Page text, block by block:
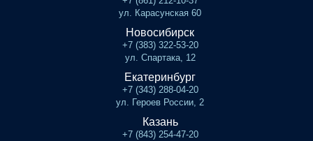
ул. Карасунская 60
Новосибирск
+7 (383) 322-53-20
ул. Спартака, 12
Екатеринбург
+7 (343) 288-04-20
ул. Героев России, 2
Казань
+7 (843) 254-47-20